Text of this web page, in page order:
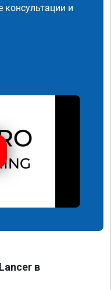
и
в